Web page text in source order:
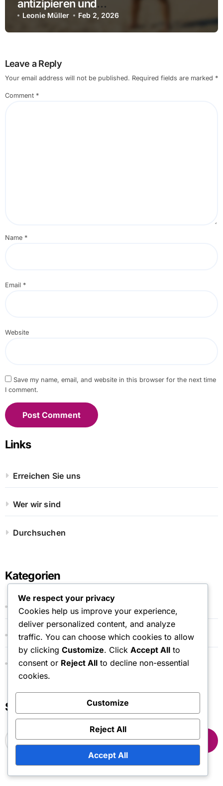
antizipieren und
Positionierungsanpassungen
Leonie Müller Feb 2, 2026
Leave a Reply
Your email address will not be published. Required fields are marked *
Comment *
Name *
Email *
Website
Save my name, email, and website in this browser for the next time
I comment.
Links
Erreichen Sie uns
Wer wir sind
Durchsuchen
Kategorien
Aufgaben des Aussenangreifers im Volleyball
Libero-Rolle im Volleyball
Setter-Verantwortlichkeiten im Volleyball
Suche
S
e
c
We respect your privacy
Cookies help us improve your experience,
deliver personalized content, and analyze
traffic. You can choose which cookies to allow
by clicking Customize. Click Accept All to
consent or Reject All to decline non-essential
cookies.
Customize
Reject All
Accept All